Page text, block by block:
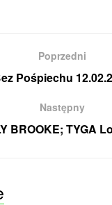
Poprzedni
Pośpiechu
Następny
BROOKE; TYGA